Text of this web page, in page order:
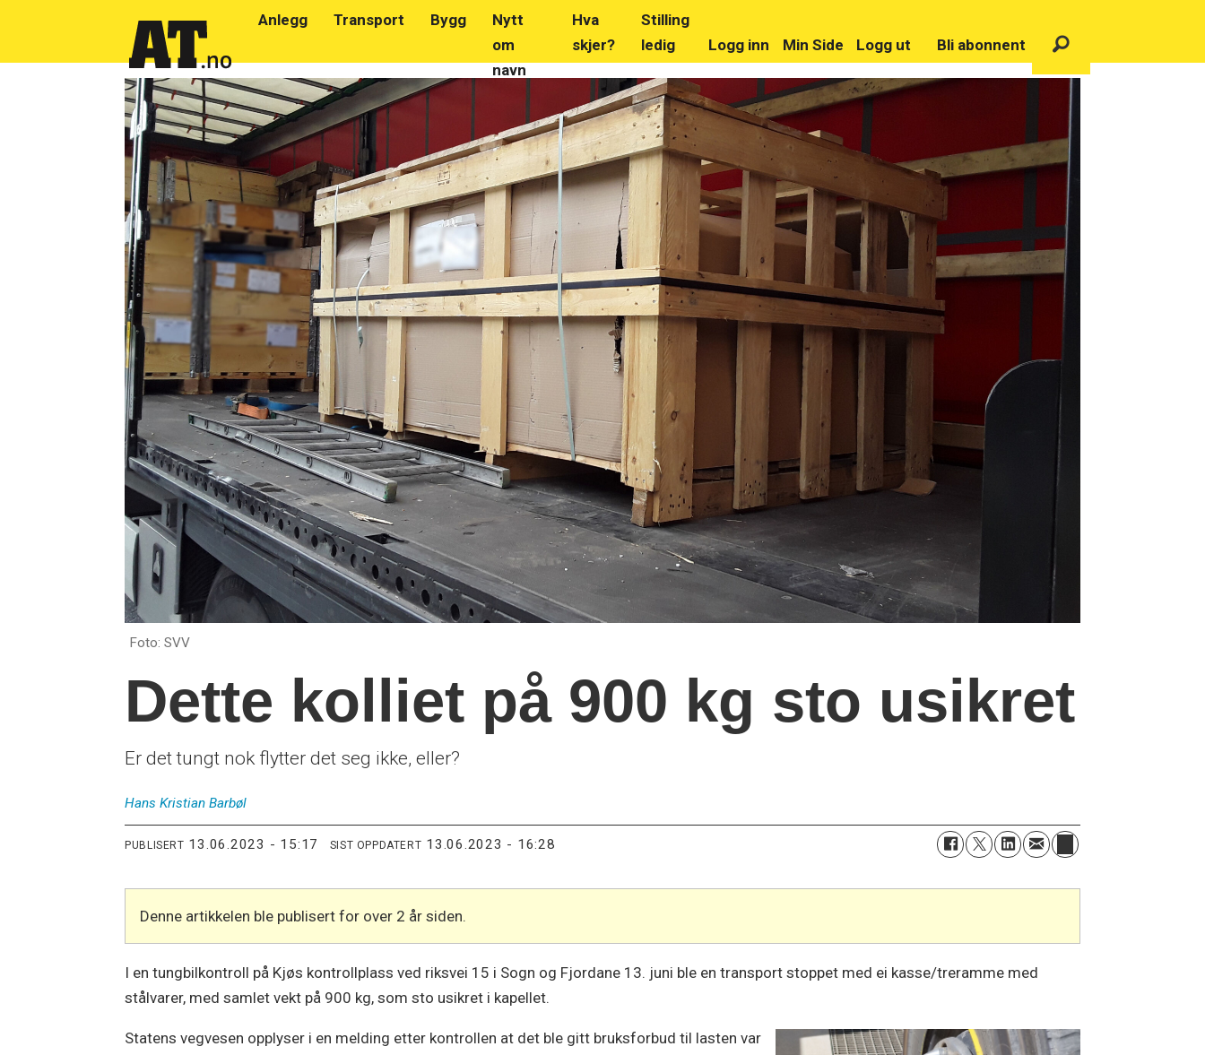
Anlegg Transport Bygg
Nytt
om
navn
Hva
skjer?
Stilling
ledig
Logg inn Min Side Logg ut Bli abonnent
Foto: SVV
Dette kolliet på 900 kg sto usikret
Er det tungt nok flytter det seg ikke, eller?
Hans Kristian Barbøl
PUBLISERT 13.06.2023 - 15:17 SIST OPPDATERT 13.06.2023 - 16:28
Denne artikkelen ble publisert for over 2 år siden.
I en tungbilkontroll på Kjøs kontrollplass ved riksvei 15 i Sogn og Fjordane 13. juni ble en transport stoppet med ei kasse/treramme med
stålvarer, med samlet vekt på 900 kg, som sto usikret i kapellet.
Statens vegvesen opplyser i en melding etter kontrollen at det ble gitt bruksforbud til lasten var